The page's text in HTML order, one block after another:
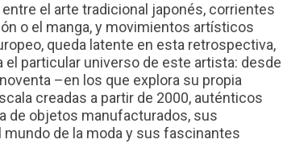
el arte tradicional japonés, corrientes
o el manga, y movimientos artísticos
queda latente en esta retrospectiva,
particular universo de este artista: desde
–en los que explora su propia
creadas a partir de 2000, auténticos
de objetos manufacturados, sus
de la moda y sus fascinantes